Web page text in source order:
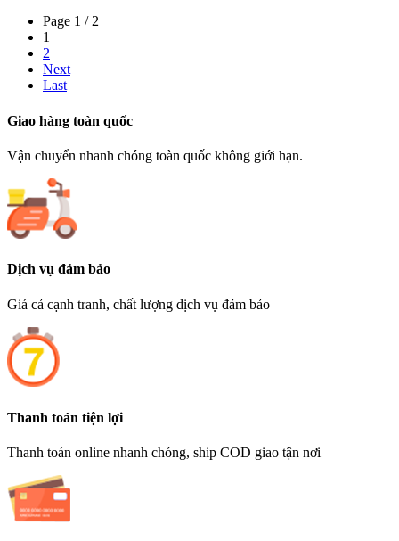
Page 1 / 2
1
2
Next
Last
Giao hàng toàn quốc
Vận chuyển nhanh chóng toàn quốc không giới hạn.
Dịch vụ đảm bảo
Giá cả cạnh tranh, chất lượng dịch vụ đảm bảo
Thanh toán tiện lợi
Thanh toán online nhanh chóng, ship COD giao tận nơi